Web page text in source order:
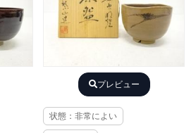
プレビュー
状態：非常によい